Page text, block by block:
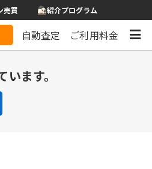
売買 紹介プログラム
自動査定 ご利用料金
ます。